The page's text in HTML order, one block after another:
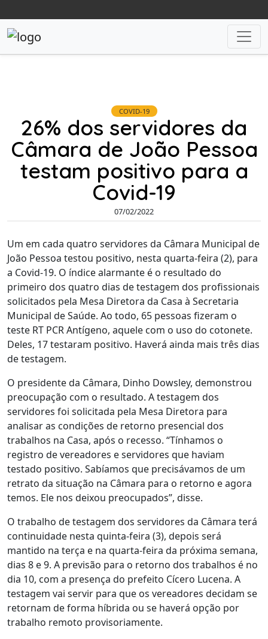
COVID-19
26% dos servidores da
Câmara de João Pessoa
testam positivo para a
Covid-19
07/02/2022
Um em cada quatro servidores da Câmara Municipal de
João Pessoa testou positivo, nesta quarta-feira (2), para
a Covid-19. O índice alarmante é o resultado do
primeiro dos quatro dias de testagem dos profissionais
solicitados pela Mesa Diretora da Casa à Secretaria
Municipal de Saúde. Ao todo, 65 pessoas fizeram o
teste RT PCR Antígeno, aquele com o uso do cotonete.
Deles, 17 testaram positivo. Haverá ainda mais três dias
de testagem.
O presidente da Câmara, Dinho Dowsley, demonstrou
preocupação com o resultado. A testagem dos
servidores foi solicitada pela Mesa Diretora para
analisar as condições de retorno presencial dos
trabalhos na Casa, após o recesso. “Tínhamos o
registro de vereadores e servidores que haviam
testado positivo. Sabíamos que precisávamos de um
retrato da situação na Câmara para o retorno e agora
temos. Ele nos deixou preocupados”, disse.
O trabalho de testagem dos servidores da Câmara terá
continuidade nesta quinta-feira (3), depois será
mantido na terça e na quarta-feira da próxima semana,
dias 8 e 9. A previsão para o retorno dos trabalhos é no
dia 10, com a presença do prefeito Cícero Lucena. A
testagem vai servir para que os vereadores decidam se
retornam de forma híbrida ou se haverá opção por
trabalho remoto provisoriamente.